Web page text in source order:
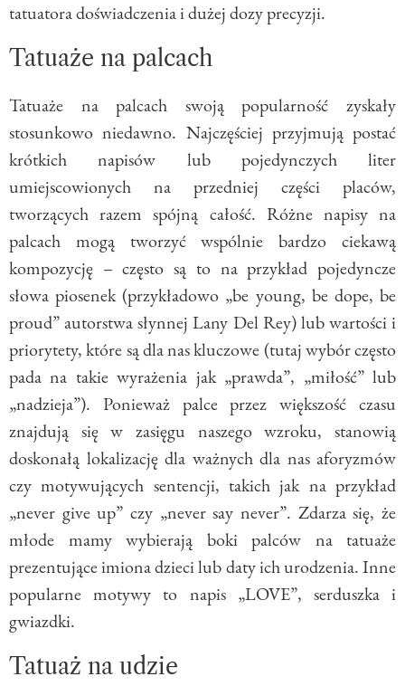
tatuatora doświadczenia i dużej dozy precyzji.
Tatuaże na palcach
Tatuaże na palcach swoją popularność zyskały
stosunkowo niedawno. Najczęściej przyjmują postać
krótkich napisów lub pojedynczych liter
umiejscowionych na przedniej części placów,
tworzących razem spójną całość. Różne napisy na
palcach mogą tworzyć wspólnie bardzo ciekawą
kompozycję – często są to na przykład pojedyncze
słowa piosenek (przykładowo „be young, be dope, be
proud” autorstwa słynnej Lany Del Rey) lub wartości i
priorytety, które są dla nas kluczowe (tutaj wybór często
pada na takie wyrażenia jak „prawda”, „miłość” lub
„nadzieja”). Ponieważ palce przez większość czasu
znajdują się w zasięgu naszego wzroku, stanowią
doskonałą lokalizację dla ważnych dla nas aforyzmów
czy motywujących sentencji, takich jak na przykład
„never give up” czy „never say never”. Zdarza się, że
młode mamy wybierają boki palców na tatuaże
prezentujące imiona dzieci lub daty ich urodzenia. Inne
popularne motywy to napis „LOVE”, serduszka i
gwiazdki.
Tatuaż na udzie